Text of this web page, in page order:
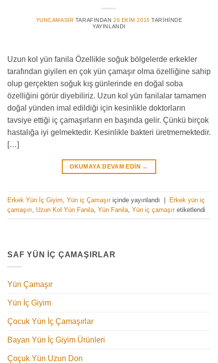
YUNCAMASIR TARAFINDAN 26 EKIM 2015 TARIHINDE
YAYINLANDI
Uzun kol yün fanila Özellikle soğuk bölgelerde erkekler
tarafından giyilen en çok yün çamaşır olma özelliğine sahip
olup gerçekten soğuk kış günlerinde en doğal soba
özelliğini görür diyebiliriz. Uzun kol yün fanilalar tamamen
doğal yünden imal edildiği için kesinlikle doktorların
tavsiye ettiği iç çamaşırların en başında gelir. Çünkü birçok
hastalığa iyi gelmektedir. Kesinlikle bakteri üretmemektedir.
[…]
OKUMAYA DEVAM EDIN →
Erkek Yün İç Giyim Yün iç Çamaşıriçinde yayınlandı | Erkek yün iç
çamaşırı
Uzun Kol Yün Fanila Yün Fanila Yün iç çamaşıretiketlendi
SAF YÜN İÇ ÇAMAŞIRLAR
Yün Çamaşır
Yün İç Giyim
Çocuk Yün İç Çamaşırlar
Bayan Yün İç Giyim Ürünleri
Çoçuk Yün Uzun Don